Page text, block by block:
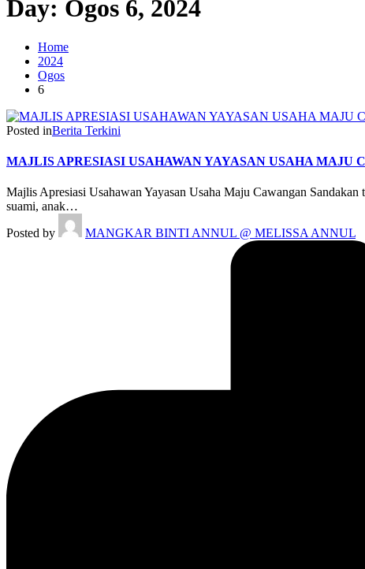
Day: Ogos 6, 2024
Home
2024
Ogos
6
Posted inBerita Terkini
MAJLIS APRESIASI USAHAWAN YAYASAN USAHA MAJU
Majlis Apresiasi Usahawan Yayasan Usaha Maju Cawangan
suami, anak…
Posted by
MANGKAR BINTI ANNUL @ MELISSA ANNUL